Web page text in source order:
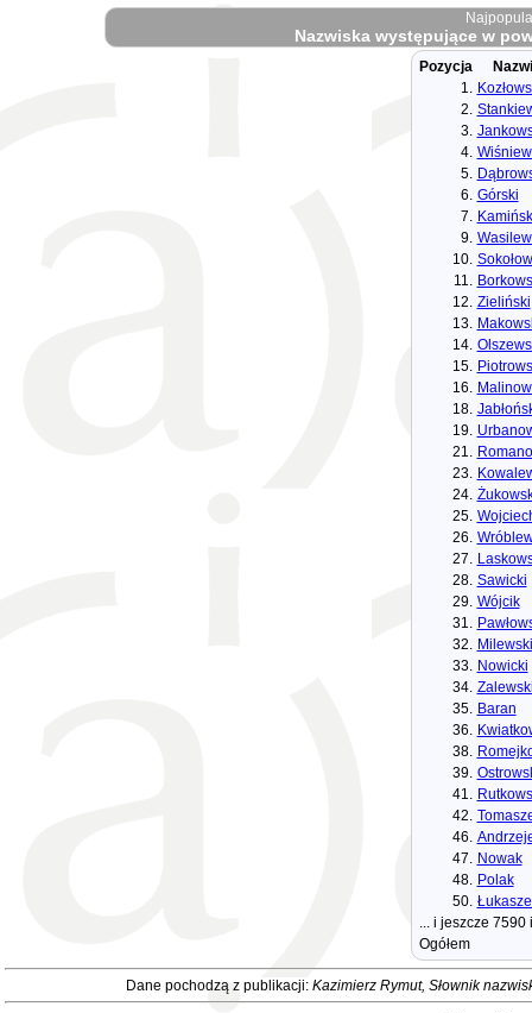
Nazwiska występujące w
Pozycja
1.
2.
3.
4.
5.
6. Górski
7.
9.
10.
11.
12. Zieliński
13.
14.
15.
16.
18.
19.
21.
23.
24.
25.
26.
27.
28. Sawicki
29. Wójcik
31.
32. Milewski
33. Nowicki
34.
35. Baran
36.
38.
39.
41.
42.
46.
47. Nowak
48. Polak
50.
... i jeszcze 7590
Ogółem
Dane pochodzą z publikacji: Kazimierz Rymut, Słownik